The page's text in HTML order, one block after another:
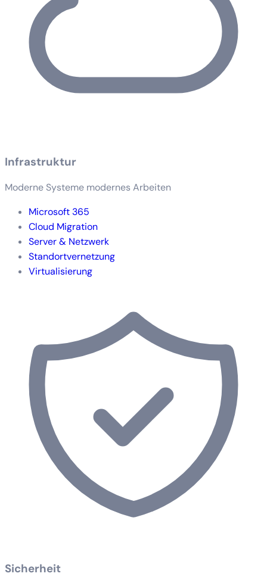
Infrastruktur
Moderne Systeme modernes Arbeiten
Microsoft 365
Cloud Migration
Server & Netzwerk
Standortvernetzung
Virtualisierung
Sicherheit